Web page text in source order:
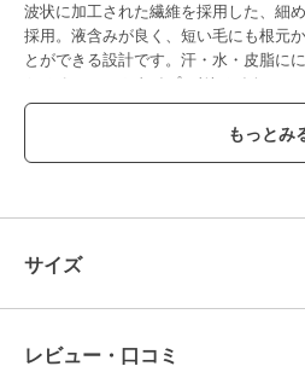
波状に加工された繊維を採用した、細
採用。液含みが良く、短い毛にも根元
とができる設計です。汗・水・皮脂に
とせるフィルムタイプ。(*)メイクアッ
6.0g／全2色＞01 Black Spinel：漆黒
立てるブラックスピネル02 Mocha
軽やかに目元を際立たせる(*)モカブラ
この商品は、不良品のみ返品を承ります
ショップ
サイズ
レビュー・口コミ